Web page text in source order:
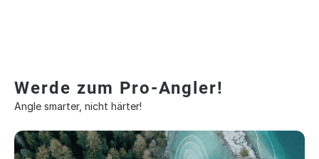
Werde zum Pro-Angler!
Angle smarter, nicht härter!